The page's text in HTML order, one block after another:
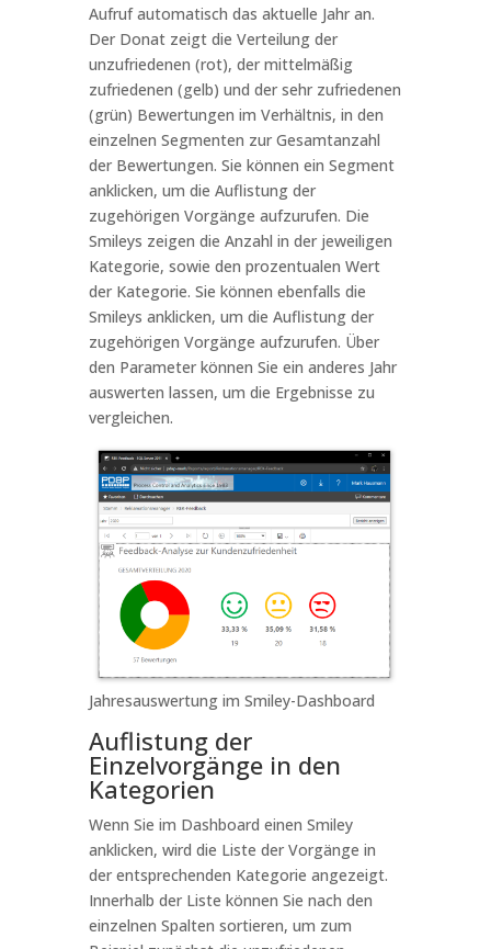
Aufruf automatisch das aktuelle Jahr an.
Der Donat zeigt die Verteilung der
unzufriedenen (rot), der mittelmäßig
zufriedenen (gelb) und der sehr zufriedenen
(grün) Bewertungen im Verhältnis, in den
einzelnen Segmenten zur Gesamtanzahl
der Bewertungen. Sie können ein Segment
anklicken, um die Auflistung der
zugehörigen Vorgänge aufzurufen. Die
Smileys zeigen die Anzahl in der jeweiligen
Kategorie, sowie den prozentualen Wert
der Kategorie. Sie können ebenfalls die
Smileys anklicken, um die Auflistung der
zugehörigen Vorgänge aufzurufen. Über
den Parameter können Sie ein anderes Jahr
auswerten lassen, um die Ergebnisse zu
vergleichen.
Jahresauswertung im Smiley-Dashboard
Auflistung der
Einzelvorgänge in den
Kategorien
Wenn Sie im Dashboard einen Smiley
anklicken, wird die Liste der Vorgänge in
der entsprechenden Kategorie angezeigt.
Innerhalb der Liste können Sie nach den
einzelnen Spalten sortieren, um zum